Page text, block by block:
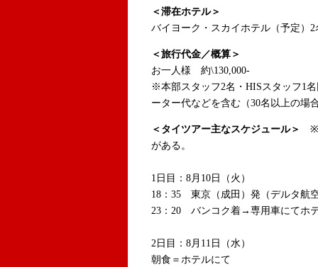
＜滞在ホテル＞
バイヨーク・スカイホテル（予定）2
＜旅行代金／概算＞
お一人様 約\130,000-
※本部スタッフ2名・HISスタッフ1
ーター代などを含む（30名以上の場
＜タイツアー主なスケジュール＞ ※
がある。
1日目：8月10日（火）
18：35 東京（成田）発（デルタ航
23：20 バンコク着→専用車にてホ
2日目：8月11日（水）
朝食＝ホテルにて